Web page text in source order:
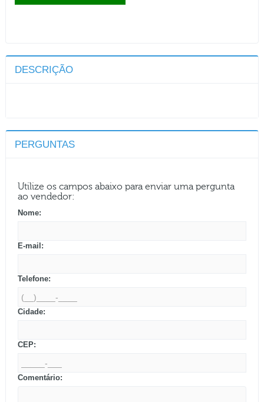
DESCRIÇÃO
PERGUNTAS
Utilize os campos abaixo para enviar uma pergunta
ao vendedor:
Nome:
E-mail:
Telefone:
Cidade:
CEP:
Comentário: